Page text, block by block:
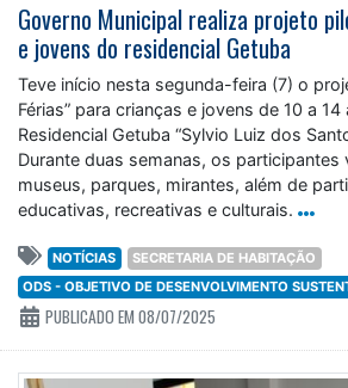
Governo Municipal realiza projeto
e jovens do residencial Getuba
Teve início nesta segunda-feira (7) o
Férias” para crianças e jovens de 10 a
Residencial Getuba “Sylvio Luiz dos
Durante duas semanas, os participantes
museus, parques, mirantes, além de
educativas, recreativas e culturais.
NOTÍCIAS
SECRETARIA DE HABITAÇÃO
ODS - OBJETIVO DE DESENVOLVIMENTO
PUBLICADO EM 08/07/2025